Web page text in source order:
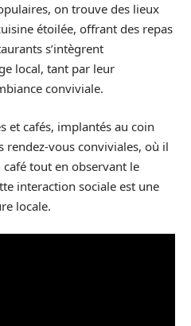
on trouve des lieux
étoilée, offrant des repas
s’intègrent
local, tant par leur
conviviale.
et cafés, implantés au coin
rendez-vous conviviales, où il
tout en observant le
interaction sociale est une
locale.